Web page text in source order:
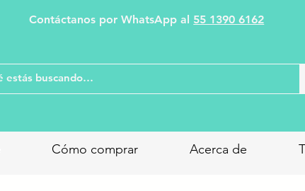
Contáctanos por WhatsApp al 55 1390 6162
Cómo comprar Acerca de